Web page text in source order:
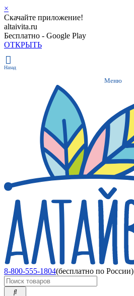
×
Скачайте приложение!
altaivita.ru
Бесплатно - Google Play
ОТКРЫТЬ
Назад
Меню
8-800-555-1804(бесплатно по России)